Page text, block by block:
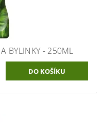
BYLINKY - 250ML